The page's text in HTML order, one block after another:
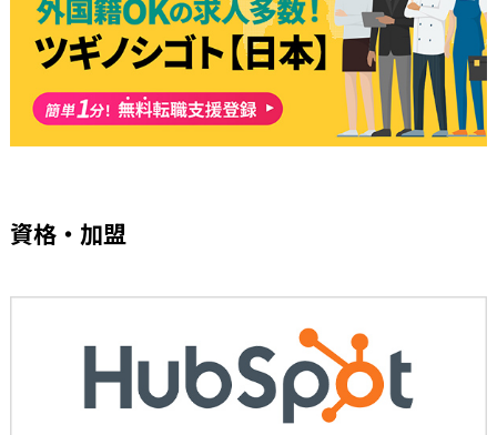
資格・加盟